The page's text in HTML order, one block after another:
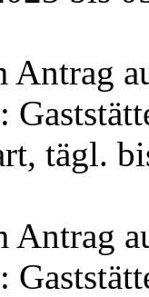
Antrag
tägl.
Antrag